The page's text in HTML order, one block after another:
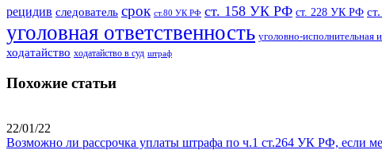
рецидив следователь срок ст.80 УК РФ ст. 158 УК РФ ст. 228 УК РФ
уголовная ответственность уголовно-исполнительная
ходатайство ходатайство в суд штраф
Похожие статьи
22/01/22
Возможно ли рассрочка уплаты штрафа по ч.1 ст.264 УК РФ, если